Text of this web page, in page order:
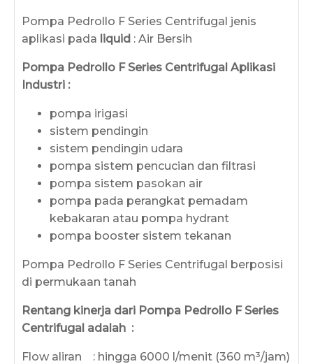
Pompa Pedrollo F Series Centrifugal jenis
aplikasi pada liquid : Air Bersih
Pompa Pedrollo F Series Centrifugal Aplikasi
Industri :
pompa irigasi
sistem pendingin
sistem pendingin udara
pompa sistem pencucian dan filtrasi
pompa sistem pasokan air
pompa pada perangkat pemadam
kebakaran atau pompa hydrant
pompa booster sistem tekanan
Pompa Pedrollo F Series Centrifugal berposisi
di permukaan tanah
Rentang kinerja dari Pompa Pedrollo F Series
Centrifugal adalah :
Flow aliran : hingga 6000 l/menit (360 m³/jam)